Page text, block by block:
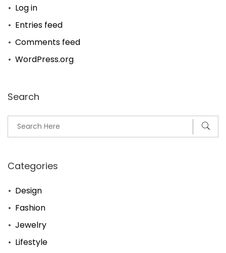
Log in
Entries feed
Comments feed
WordPress.org
Search
Categories
Design
Fashion
Jewelry
Lifestyle